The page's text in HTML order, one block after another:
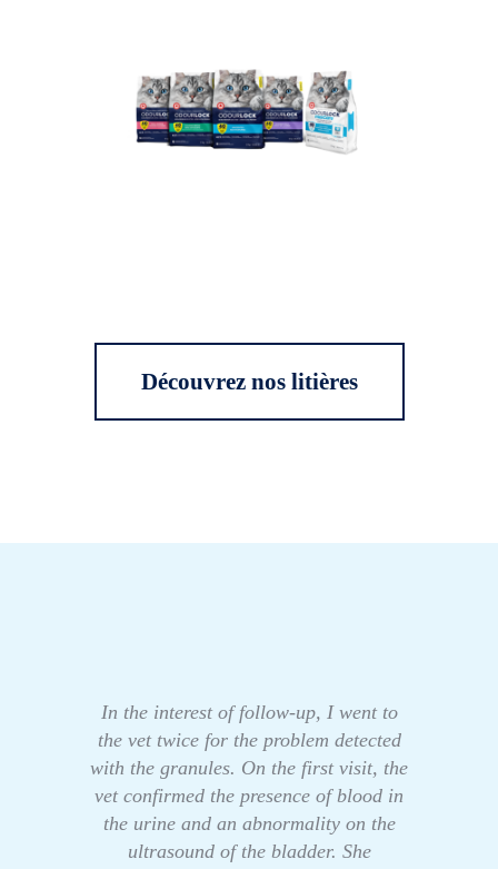
Découvrez nos litières
In the interest of follow-up, I went to
the vet twice for the problem detected
with the granules. On the first visit, the
vet confirmed the presence of blood in
the urine and an abnormality on the
ultrasound of the bladder. She